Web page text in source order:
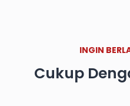
INGIN
Cukup